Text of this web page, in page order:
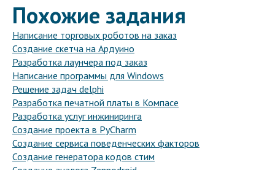
Похожие задания
Написание торговых роботов на заказ
Создание скетча на Ардуино
Разработка лаунчера под заказ
Написание программы для Windows
Решение задач delphi
Разработка печатной платы в Компасе
Разработка услуг инжиниринга
Создание проекта в PyCharm
Создание сервиса поведенческих факторов
Создание генератора кодов стим